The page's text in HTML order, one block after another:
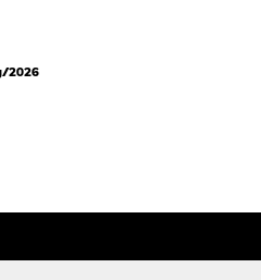
2026